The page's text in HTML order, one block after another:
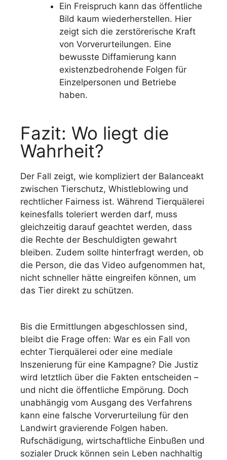
Ein Freispruch kann das öffentliche
Bild kaum wiederherstellen. Hier
zeigt sich die zerstörerische Kraft
von Vorverurteilungen. Eine
bewusste Diffamierung kann
existenzbedrohende Folgen für
Einzelpersonen und Betriebe
haben.
Fazit: Wo liegt die
Wahrheit?
Der Fall zeigt, wie kompliziert der Balanceakt
zwischen Tierschutz, Whistleblowing und
rechtlicher Fairness ist. Während Tierquälerei
keinesfalls toleriert werden darf, muss
gleichzeitig darauf geachtet werden, dass
die Rechte der Beschuldigten gewahrt
bleiben. Zudem sollte hinterfragt werden, ob
die Person, die das Video aufgenommen hat,
nicht schneller hätte eingreifen können, um
das Tier direkt zu schützen.
Bis die Ermittlungen abgeschlossen sind,
bleibt die Frage offen: War es ein Fall von
echter Tierquälerei oder eine mediale
Inszenierung für eine Kampagne? Die Justiz
wird letztlich über die Fakten entscheiden –
und nicht die öffentliche Empörung. Doch
unabhängig vom Ausgang des Verfahrens
kann eine falsche Vorverurteilung für den
Landwirt gravierende Folgen haben.
Rufschädigung, wirtschaftliche Einbußen und
sozialer Druck können sein Leben nachhaltig